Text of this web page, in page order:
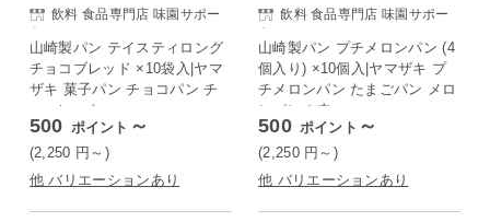
飲料 食品専門店 味園サポー
ト
山崎製パン テイスティロング
チョコブレッド ×10袋入|ヤマ
ザキ 菓子パン チョコパン チ
ョコレート
500 ポイント ～
(2,250 円 ～)
他 バリエーションあり
飲料 食品専門店 味園サポー
ト
山崎製パン プチメロンパン (4
個入り) ×10個入|ヤマザキ プ
チメロンパン たまごパン メロ
ンパンの皮
500 ポイント ～
(2,250 円 ～)
他 バリエーションあり